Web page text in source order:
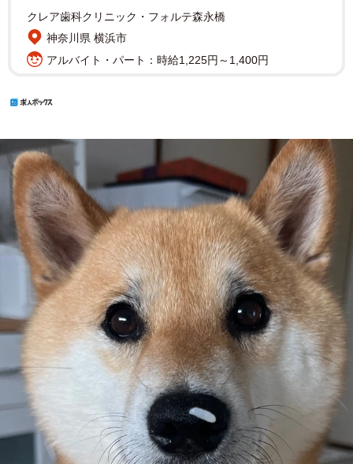
クレア歯科クリニック・フォルテ森永橋
神奈川県 横浜市
アルバイト・パート：時給1,225円～1,400円